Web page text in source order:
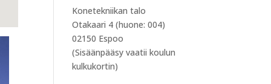
Konetekniikan talo
Otakaari 4 (huone: 004)
02150 Espoo
(Sisäänpääsy vaatii koulun
kulkukortin)